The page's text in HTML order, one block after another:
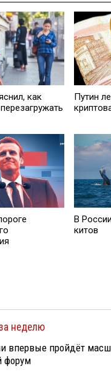
как
Путин
В
китов
неделю
впервые пройдёт
форум